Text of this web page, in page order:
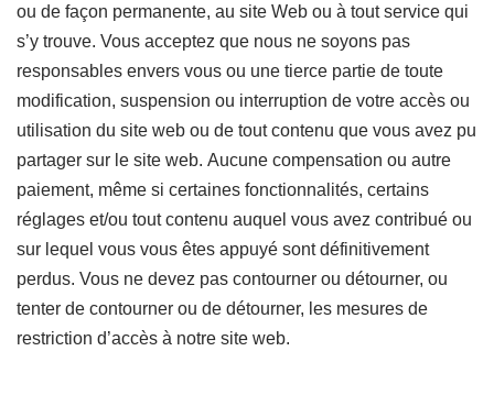
ou de façon permanente, au site Web ou à tout service qui
s’y trouve. Vous acceptez que nous ne soyons pas
responsables envers vous ou une tierce partie de toute
modification, suspension ou interruption de votre accès ou
utilisation du site web ou de tout contenu que vous avez pu
partager sur le site web. Aucune compensation ou autre
paiement, même si certaines fonctionnalités, certains
réglages et/ou tout contenu auquel vous avez contribué ou
sur lequel vous vous êtes appuyé sont définitivement
perdus. Vous ne devez pas contourner ou détourner, ou
tenter de contourner ou de détourner, les mesures de
restriction d’accès à notre site web.